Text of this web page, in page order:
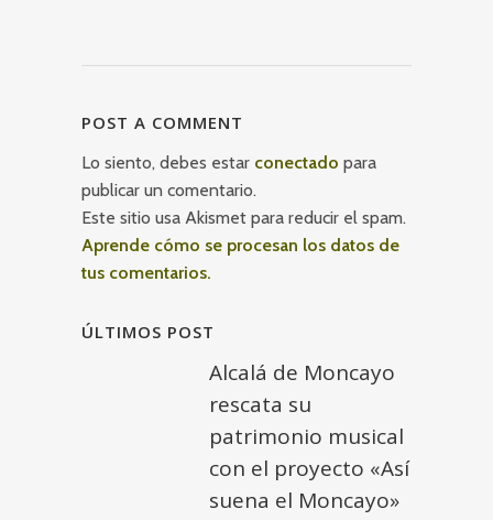
POST A COMMENT
Lo siento, debes estar conectado para
publicar un comentario.
Este sitio usa Akismet para reducir el spam.
Aprende cómo se procesan los datos de
tus comentarios.
ÚLTIMOS POST
Alcalá de Moncayo
rescata su
patrimonio musical
con el proyecto «Así
suena el Moncayo»